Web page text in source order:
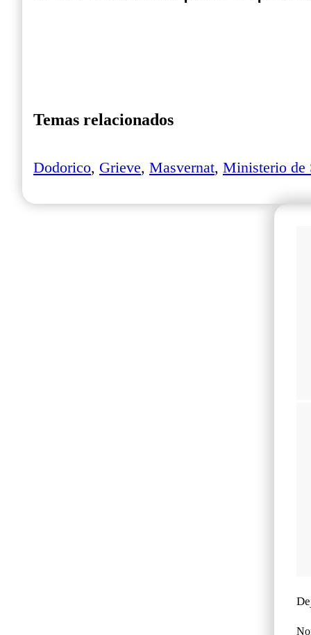
Temas relacionados
Dodorico, Grieve, Masvernat, Ministerio de